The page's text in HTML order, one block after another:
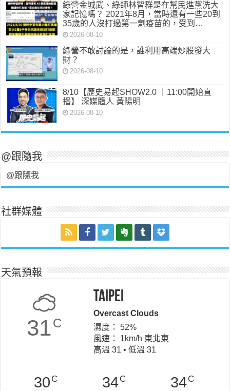
綠營金城武、綠師林智群是在幫民進黨洗大
家記憶嗎？ 2021年8月，當時還有一些20到
35歲的人沒打過第一劑疫苗的，受到…
2026-08-10
綠營不敢討論的是，誰利用高端炒股發大
財？
2026-08-10
8/10【歷史易起SHOW2.0 ｜11:00開始直
播】 深媒體人 黃陽明
2026-08-10
@跟隨我
@跟隨我
社群媒體
天氣預報
31C
Taipei
Overcast Clouds
濕度： 52%
風速： 1km/h 東北東
高溫 31 • 低溫 31
30 C 34C 34C